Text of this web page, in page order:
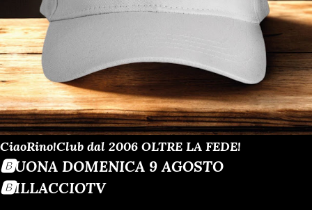
CiaoRino!Club dal 2006 OLTRE LA FEDE!
🅱️UONA DOMENICA 9 AGOSTO
🅱️ILLACCIOTV